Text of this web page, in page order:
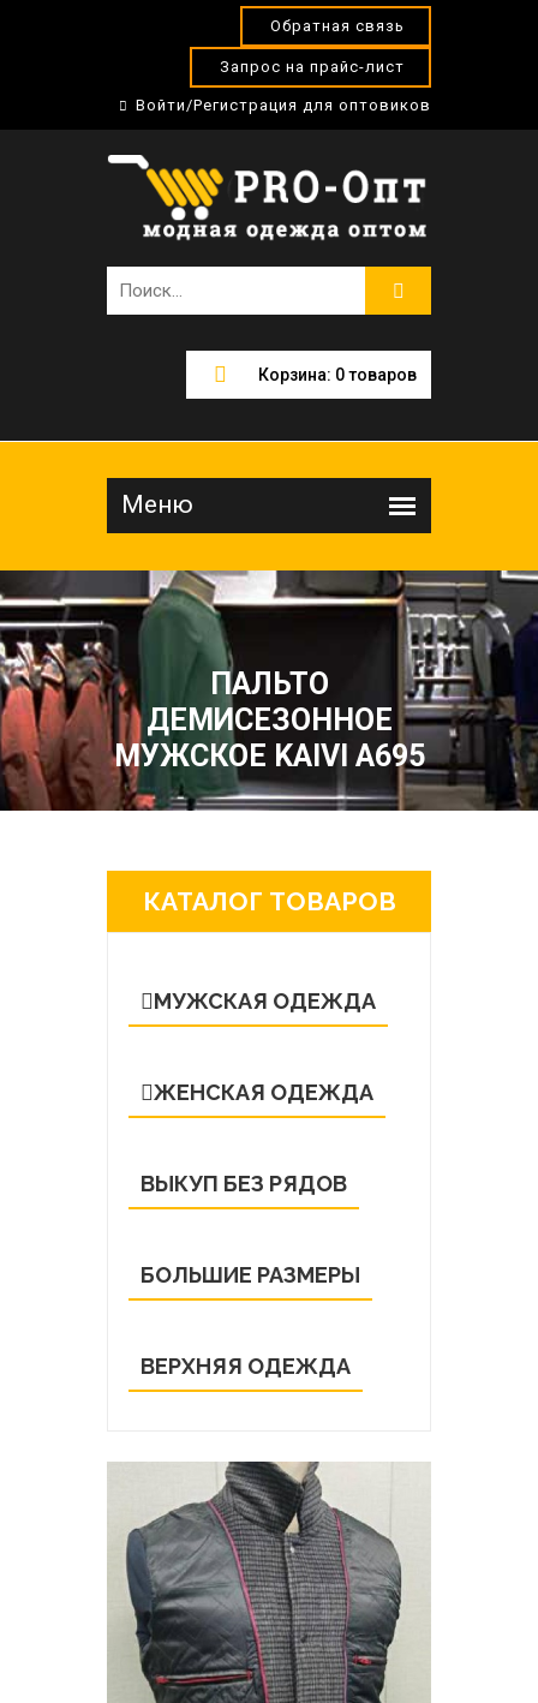
Обратная связь
Запрос на прайс-лист
Войти/Регистрация для оптовиков
Корзина: 0товаров
ПАЛЬТО
ДЕМИСЕЗОННОЕ
МУЖСКОЕ KAIVI A695
КАТАЛОГ ТОВАРОВ
МУЖСКАЯ ОДЕЖДА
ЖЕНСКАЯ ОДЕЖДА
ВЫКУП БЕЗ РЯДОВ
БОЛЬШИЕ РАЗМЕРЫ
ВЕРХНЯЯ ОДЕЖДА